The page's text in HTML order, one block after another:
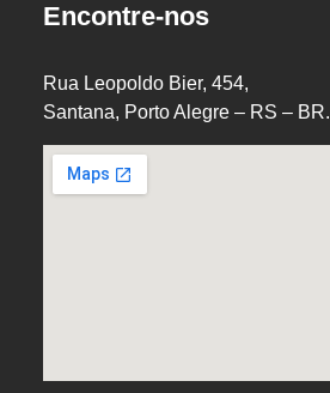
Encontre-nos
Rua Leopoldo Bier, 454,
Santana, Porto Alegre – RS – BR.